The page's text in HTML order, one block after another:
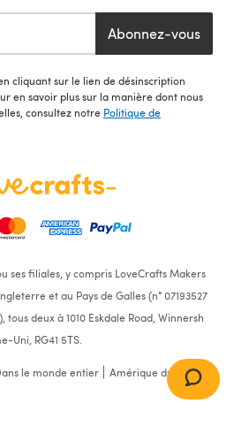
Abonnez-vous
cliquant sur le lien de désinscription
en savoir plus sur la manière dont nous
consultez notre Politique de
ses filiales, y compris LoveCrafts Makers
et au Pays de Galles (n° 07193527
tous deux à 1010 Eskdale Road, Winnersh
Uni, RG41 5TS.
le monde entier
Amérique du Nord